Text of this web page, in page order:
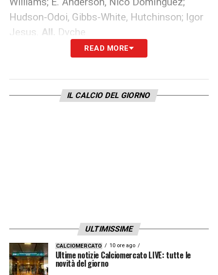
Hudson-Odoi, Gibbs-White, Hutchinson; Igor
Jesus.
All. Dyche
MANCHESTER CITY (4-1-4-1):
Gvardiol, O’Reilly; Nico González; Bernardo
Silva, Reijnders, Foden, Cherki; Haaland.
Zubimendi, Rice; Trossard, Gyökeres, B.
Saka.All. Arteta
BRIGHTON (4-2-3-1):Verbruggen; Veltman,
READ MORE
IL CALCIO DEL GIORNO
ULTIMISSIME
CALCIOMERCATO 10 ore ago
Ultime notizie Calciomercato LIVE: tutte le
novità del giorno